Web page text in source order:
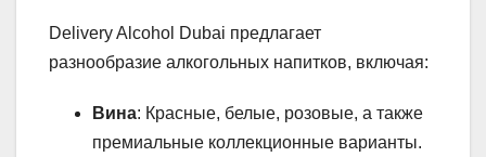
Delivery Alcohol Dubai предлагает
разнообразие алкогольных напитков, включая:
Вина: Красные, белые, розовые, а также
премиальные коллекционные варианты.